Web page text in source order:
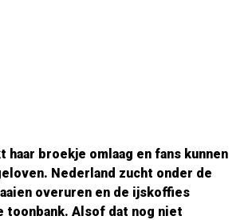
haar broekje omlaag en fans kunnen
Nederland zucht onder de
overuren en de ijskoffies
toonbank. Alsof dat nog niet